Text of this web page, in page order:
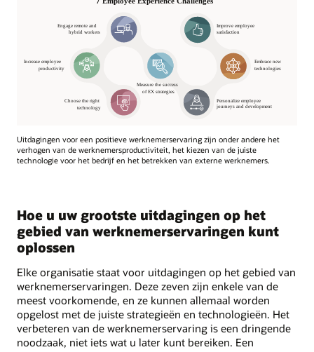
Uitdagingen voor een positieve werknemerservaring zijn onder andere het
verhogen van de werknemersproductiviteit, het kiezen van de juiste
technologie voor het bedrijf en het betrekken van externe werknemers.
Hoe u uw grootste uitdagingen op het
gebied van werknemerservaringen kunt
oplossen
Elke organisatie staat voor uitdagingen op het gebied van
werknemerservaringen. Deze zeven zijn enkele van de
meest voorkomende, en ze kunnen allemaal worden
opgelost met de juiste strategieën en technologieën. Het
verbeteren van de werknemerservaring is een dringende
noodzaak, niet iets wat u later kunt bereiken. Een